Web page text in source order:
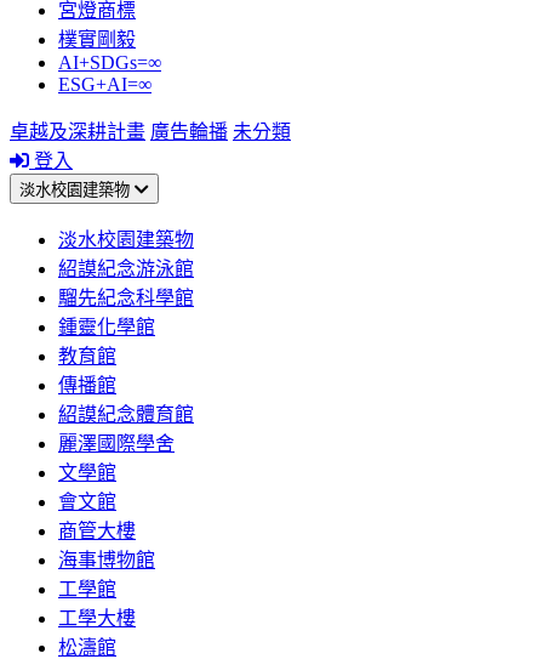
宮燈商標
樸實剛毅
AI+SDGs=∞
ESG+AI=∞
卓越及深耕計畫 廣告輪播 未分類
登入
淡水校園建築物
淡水校園建築物
紹謨紀念游泳館
騮先紀念科學館
鍾靈化學館
教育館
傳播館
紹謨紀念體育館
麗澤國際學舍
文學館
會文館
商管大樓
海事博物館
工學館
工學大樓
松濤館